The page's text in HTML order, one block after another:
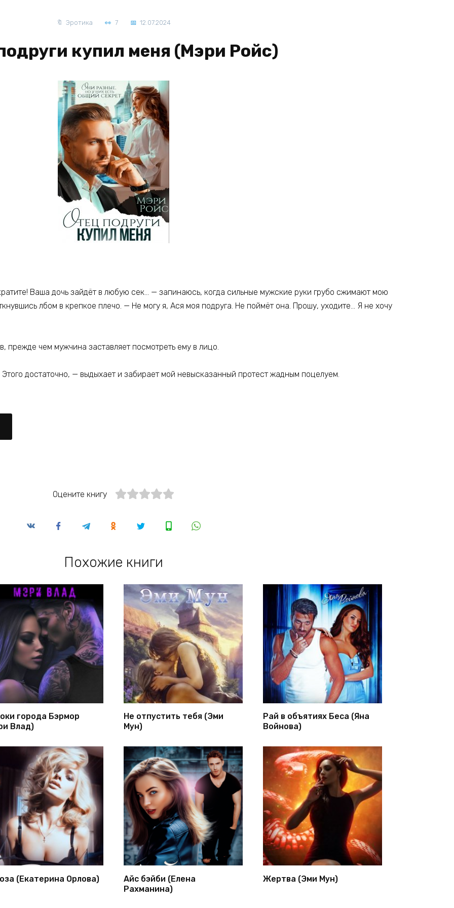
Эротика 7 12.07.2024
купил меня (Мэри Ройс)
Ваша дочь зайдёт в любую сек… — запинаюсь, когда сильные мужские руки грубо сжимают мою
лбом в крепкое плечо. — Не могу я, Ася моя подруга. Не поймёт она. Прошу, уходите… Я не хочу
прежде чем мужчина заставляет посмотреть ему в лицо.
достаточно, — выдыхает и забирает мой невысказанный протест жадным поцелуем.
Оцените книгу
Похожие книги
города Бэрмор
Влад)
Не отпустить тебя (Эми
Мун)
Рай в объятиях Беса (Яна
Войнова)
(Екатерина Орлова)
Айс бэйби (Елена
Рахманина)
Жертва (Эми Мун)